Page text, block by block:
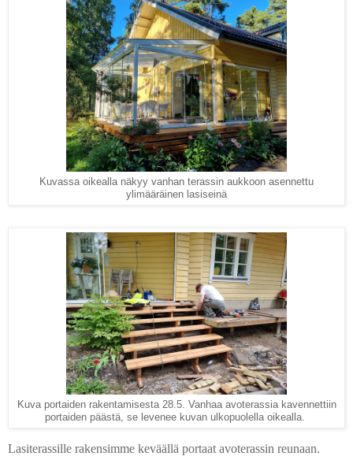
Kuvassa oikealla näkyy vanhan terassin aukkoon asennettu
ylimääräinen lasiseinä
Kuva portaiden rakentamisesta 28.5. Vanhaa avoterassia kavennettiin
portaiden päästä, se levenee kuvan ulkopuolella oikealla.
Lasiterassille rakensimme keväällä portaat avoterassin reunaan.